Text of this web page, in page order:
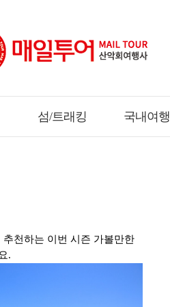
섬/트래킹 국내여행
천하는 이번 시즌 가볼만한
.